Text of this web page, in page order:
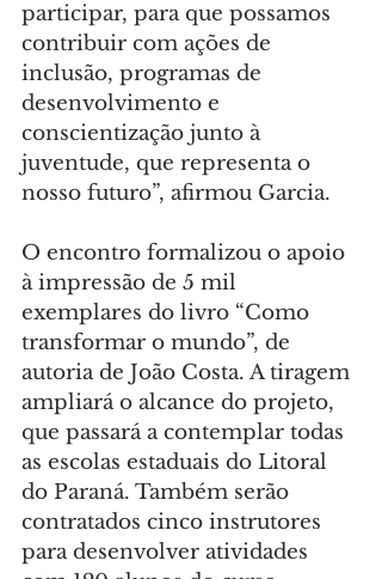
participar, para que possamos
contribuir com ações de
inclusão, programas de
desenvolvimento e
conscientização junto à
juventude, que representa o
nosso futuro”, afirmou Garcia.
O encontro formalizou o apoio
à impressão de 5 mil
exemplares do livro “Como
transformar o mundo”, de
autoria de João Costa. A tiragem
ampliará o alcance do projeto,
que passará a contemplar todas
as escolas estaduais do Litoral
do Paraná. Também serão
contratados cinco instrutores
para desenvolver atividades